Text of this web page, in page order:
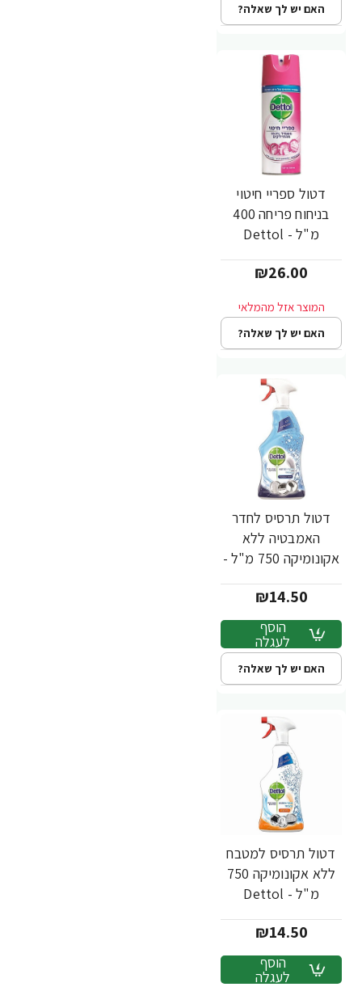
האם יש לך שאלה?
דטול ספריי חיטוי
בניחוח פריחה 400
מ"ל - Dettol
₪26.00
האם יש לך שאלה?
דטול תרסיס לחדר
האמבטיה ללא
אקונומיקה 750 מ"ל -
₪14.50
הוסף
לעגלה
האם יש לך שאלה?
דטול תרסיס למטבח
ללא אקונומיקה 750
מ"ל - Dettol
₪14.50
הוסף
לעגלה